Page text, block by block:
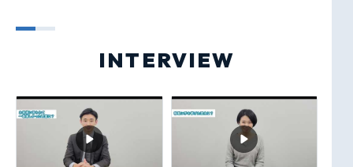
LOCATION
職場を知る
INTERVIEW